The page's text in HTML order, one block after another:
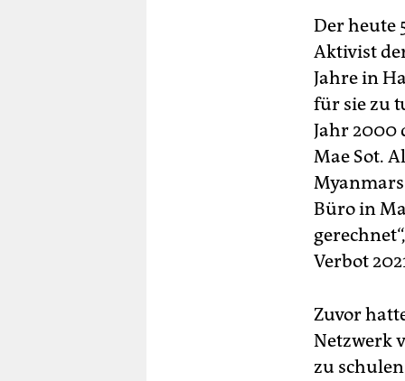
Der heute
Aktivist
Jahre in
für sie zu
Jahr 2000
Mae Sot.
Büro in
Verbot
Zuvor
Netzwerk
zu